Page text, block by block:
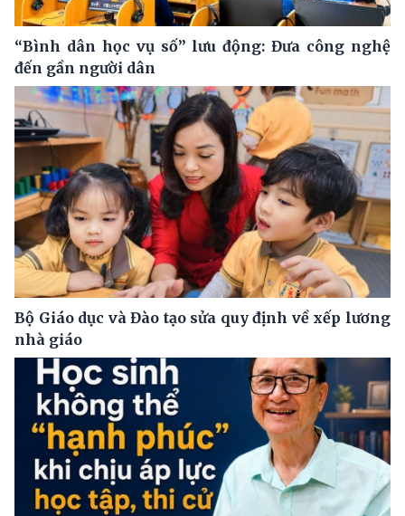
“Bình dân học vụ số” lưu động: Đưa công nghệ
đến gần người dân
Bộ Giáo dục và Đào tạo sửa quy định về xếp lương
nhà giáo